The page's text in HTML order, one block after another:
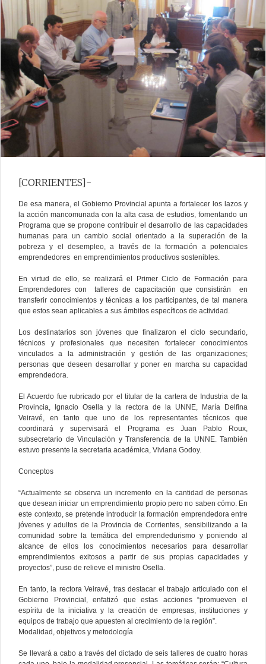
[CORRIENTES]-
De esa manera, el Gobierno Provincial apunta a fortalecer los lazos y
la acción mancomunada con la alta casa de estudios, fomentando un
Programa que se propone contribuir el desarrollo de las capacidades
humanas para un cambio social orientado a la superación de la
pobreza y el desempleo, a través de la formación a potenciales
emprendedores en emprendimientos productivos sostenibles.
En virtud de ello, se realizará el Primer Ciclo de Formación para
Emprendedores con talleres de capacitación que consistirán en
transferir conocimientos y técnicas a los participantes, de tal manera
que estos sean aplicables a sus ámbitos específicos de actividad.
Los destinatarios son jóvenes que finalizaron el ciclo secundario,
técnicos y profesionales que necesiten fortalecer conocimientos
vinculados a la administración y gestión de las organizaciones;
personas que deseen desarrollar y poner en marcha su capacidad
emprendedora.
El Acuerdo fue rubricado por el titular de la cartera de Industria de la
Provincia, Ignacio Osella y la rectora de la UNNE, María Delfina
Veiravé, en tanto que uno de los representantes técnicos que
coordinará y supervisará el Programa es Juan Pablo Roux,
subsecretario de Vinculación y Transferencia de la UNNE. También
estuvo presente la secretaria académica, Viviana Godoy.
Conceptos
“Actualmente se observa un incremento en la cantidad de personas
que desean iniciar un emprendimiento propio pero no saben cómo. En
este contexto, se pretende introducir la formación emprendedora entre
jóvenes y adultos de la Provincia de Corrientes, sensibilizando a la
comunidad sobre la temática del emprendedurismo y poniendo al
alcance de ellos los conocimientos necesarios para desarrollar
emprendimientos exitosos a partir de sus propias capacidades y
proyectos”, puso de relieve el ministro Osella.
En tanto, la rectora Veiravé, tras destacar el trabajo articulado con el
Gobierno Provincial, enfatizó que estas acciones “promueven el
espíritu de la iniciativa y la creación de empresas, instituciones y
equipos de trabajo que apuesten al crecimiento de la región”.
Modalidad, objetivos y metodología
Se llevará a cabo a través del dictado de seis talleres de cuatro horas